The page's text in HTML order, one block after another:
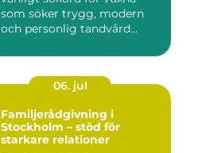
som söker trygg, modern
och personlig tandvård...
06. jul
Familjerådgivning i
Stockholm – stöd för
starkare relationer